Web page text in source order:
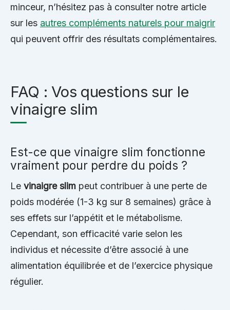
minceur, n’hésitez pas à consulter notre article
sur les autres compléments naturels pour maigrir
qui peuvent offrir des résultats complémentaires.
FAQ : Vos questions sur le
vinaigre slim
Est-ce que vinaigre slim fonctionne
vraiment pour perdre du poids ?
Le vinaigre slim peut contribuer à une perte de
poids modérée (1-3 kg sur 8 semaines) grâce à
ses effets sur l’appétit et le métabolisme.
Cependant, son efficacité varie selon les
individus et nécessite d’être associé à une
alimentation équilibrée et de l’exercice physique
régulier.